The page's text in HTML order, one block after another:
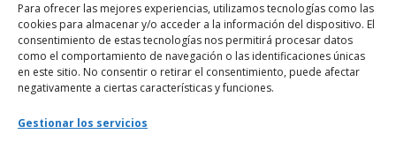
Para ofrecer las mejores experiencias, utilizamos tecnologías como las
cookies para almacenar y/o acceder a la información del dispositivo. El
consentimiento de estas tecnologías nos permitirá procesar datos
como el comportamiento de navegación o las identificaciones únicas
en este sitio. No consentir o retirar el consentimiento, puede afectar
negativamente a ciertas características y funciones.
Gestionar los servicios
Webmaster
soporte@fotosdlahabana.com
Nuestro e-mail: